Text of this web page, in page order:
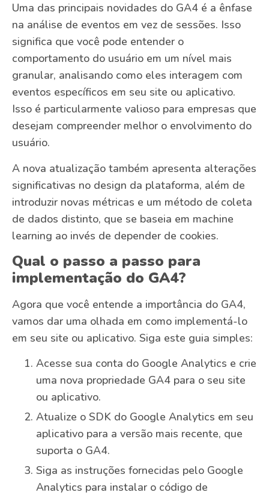
Uma das principais novidades do GA4 é a ênfase
na análise de eventos em vez de sessões. Isso
significa que você pode entender o
comportamento do usuário em um nível mais
granular, analisando como eles interagem com
eventos específicos em seu site ou aplicativo.
Isso é particularmente valioso para empresas que
desejam compreender melhor o envolvimento do
usuário.
A nova atualização também apresenta alterações
significativas no design da plataforma, além de
introduzir novas métricas e um método de coleta
de dados distinto, que se baseia em machine
learning ao invés de depender de cookies.
Qual o passo a passo para
implementação do GA4?
Agora que você entende a importância do GA4,
vamos dar uma olhada em como implementá-lo
em seu site ou aplicativo. Siga este guia simples:
Acesse sua conta do Google Analytics e crie
uma nova propriedade GA4 para o seu site
ou aplicativo.
Atualize o SDK do Google Analytics em seu
aplicativo para a versão mais recente, que
suporta o GA4.
Siga as instruções fornecidas pelo Google
Analytics para instalar o código de